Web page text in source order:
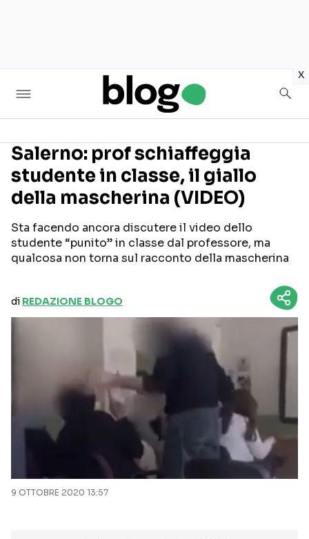
x
Seguici sui social
Salerno: prof schiaffeggia
studente in classe, il giallo
della mascherina (VIDEO)
Sta facendo ancora discutere il video dello
studente “punito” in classe dal professore, ma
qualcosa non torna sul racconto della mascherina
di REDAZIONE BLOGO
9 OTTOBRE 2020 13:57